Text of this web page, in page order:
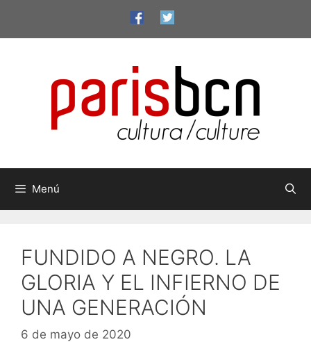
contenido
Menú
FUNDIDO A NEGRO. LA
GLORIA Y EL INFIERNO DE
UNA GENERACIÓN
6 de mayo de 2020